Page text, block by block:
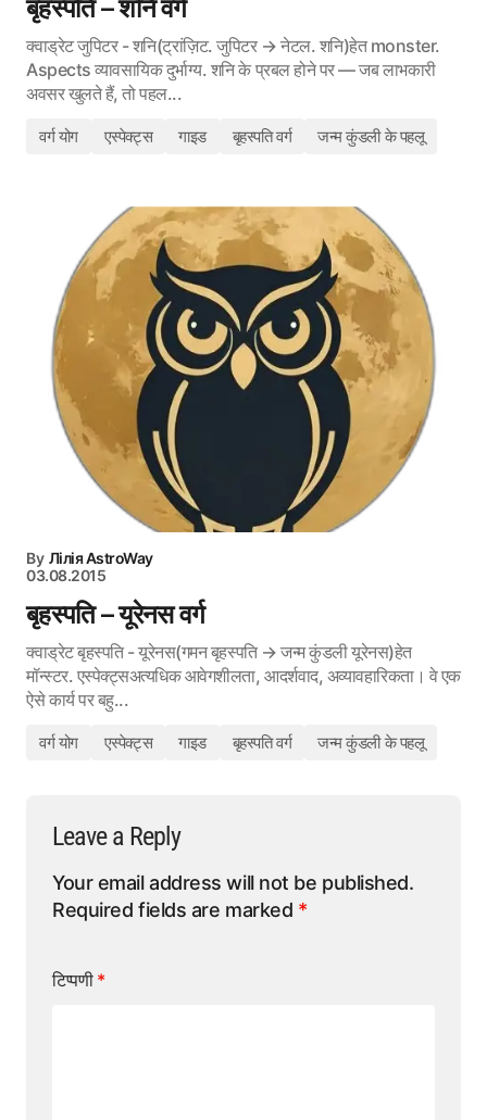
बृहस्पति – शनि वर्ग
क्वाड्रेट जुपिटर - शनि(ट्रांज़िट. जुपिटर → नेटल. शनि)हेत monster.
Aspects व्यावसायिक दुर्भाग्य. शनि के प्रबल होने पर — जब लाभकारी
अवसर खुलते हैं, तो पहल...
वर्ग योग एस्पेक्ट्स गाइड बृहस्पति वर्ग जन्म कुंडली के पहलू
By Лілія AstroWay
03.08.2015
बृहस्पति – यूरेनस वर्ग
क्वाड्रेट बृहस्पति - यूरेनस(गमन बृहस्पति → जन्म कुंडली यूरेनस)हेत
मॉन्स्टर. एस्पेक्ट्सअत्यधिक आवेगशीलता, आदर्शवाद, अव्यावहारिकता। वे एक
ऐसे कार्य पर बहु...
वर्ग योग एस्पेक्ट्स गाइड बृहस्पति वर्ग जन्म कुंडली के पहलू
Leave a Reply
Your email address will not be published.
Required fields are marked *
टिप्पणी *